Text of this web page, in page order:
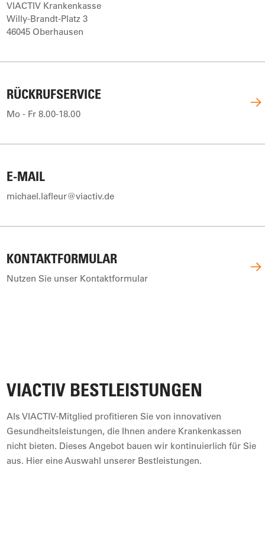
VIACTIV Krankenkasse
Willy-Brandt-Platz 3
46045 Oberhausen
RÜCKRUFSERVICE
Mo - Fr 8.00-18.00
E-MAIL
michael.lafleur@viactiv.de
KONTAKTFORMULAR
Nutzen Sie unser Kontaktformular
VIACTIV BESTLEISTUNGEN
Als VIACTIV-Mitglied profitieren Sie von innovativen
Gesundheitsleistungen, die Ihnen andere Krankenkassen
nicht bieten. Dieses Angebot bauen wir kontinuierlich für Sie
aus. Hier eine Auswahl unserer Bestleistungen.